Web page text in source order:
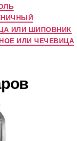
ИЛИ ШИПОВНИК
ИЛИ ЧЕЧЕВИЦА